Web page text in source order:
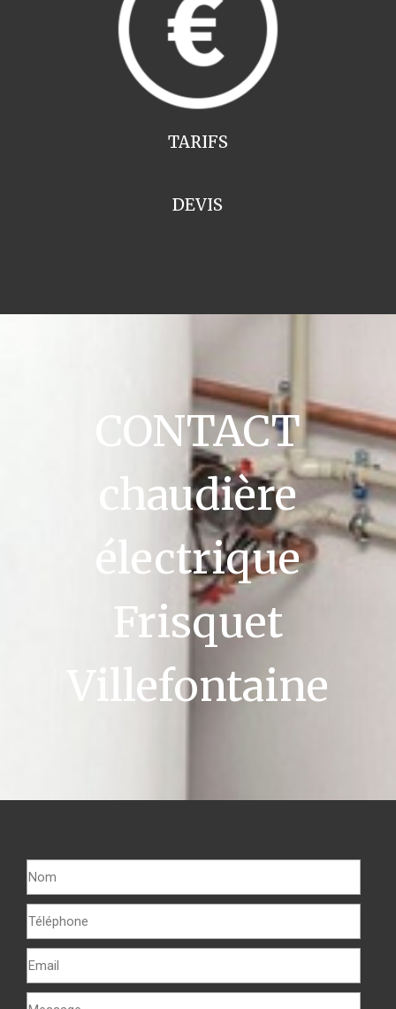
TARIFS
DEVIS
CONTACT
chaudière
électrique
Frisquet
Villefontaine